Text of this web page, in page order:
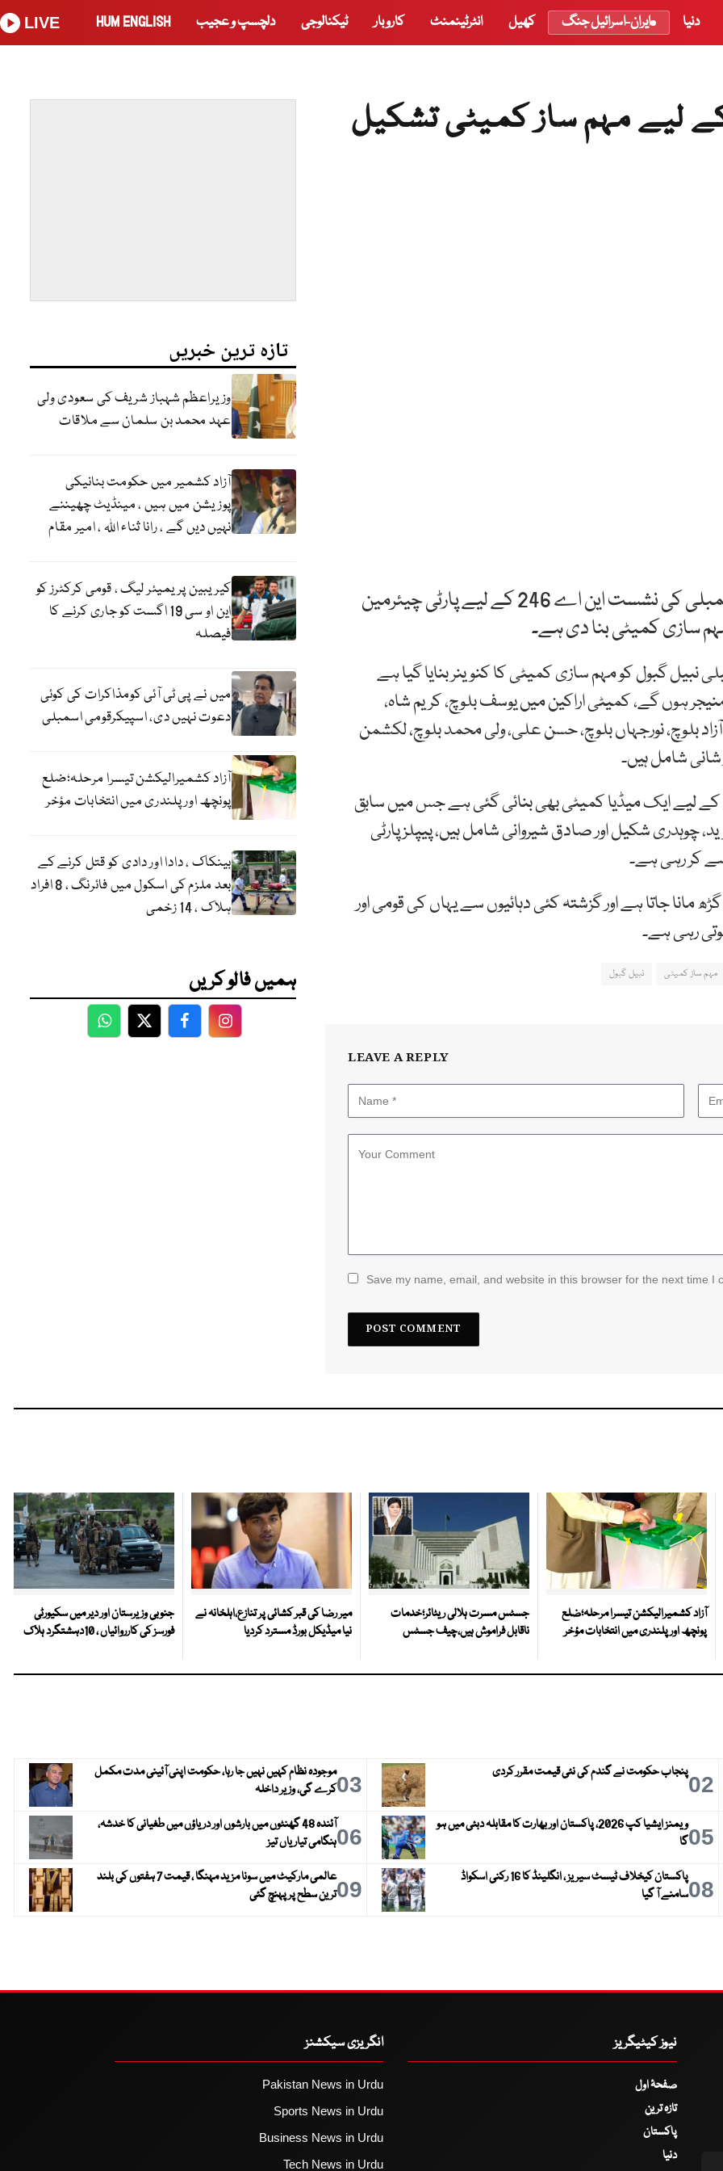
دنیا ایران-اسرائیل جنگ کھیل انٹرٹینمنٹ کاروبار ٹیکنالوجی دلچسپ و عجیب HUM ENGLISH
LIVE
کے لیے مہم ساز کمیٹی تشکیل
کراچی: پاکستان پییلزپارٹی نے لیاری سے قومی اسمبلی کی نشست این اے 246 کے لیے پارٹی چیئرمین
سازی کمیٹی بنا دی ہے۔
نبیل گبول کو مہم سازی کمیٹی کا کنوینر بنایا گیا ہے
ہوں گے، کمیٹی اراکین میں یوسف بلوچ، کریم شاہ،
بلوچ، نورجہاں بلوچ، حسن علی، ولی محمد بلوچ، لکشمن
شامل ہیں۔
کے لیے ایک میڈیا کمیٹی بھی بنائی گئی ہے جس میں سابق
چوہدری شکیل اور صادق شیروانی شامل ہیں، پیپلزپارٹی
لیاری پیپلزپارٹی کا گڑھ مانا جاتا ہے اور گزشتہ کئی دہائیوں سے یہاں کی قومی اور
رہی ہے۔
مہم ساز کمیٹی نبیل گبول
LEAVE A REPLY
Save my name, email, and website in this browser for the next time I
تازہ ترین خبریں
وزیراعظم شہباز شریف کی سعودی ولی
عہد محمد بن سلمان سے ملاقات
آزاد کشمیر میں حکومت بنانیکی
پوزیشن میں ہیں ، مینڈیٹ چھیننے
نہیں دیں گے ، رانا ثناء اللہ ، امیر مقام
کیریبین پریمیئر لیگ ، قومی کرکٹرز کو
این او سی 19 اگست کو جاری کرنے کا
فیصلہ
میں نے پی ٹی آئی کومذاکرات کی کوئی
دعوت نہیں دی، اسپیکرقومی اسمبلی
آزاد کشمیرالیکشن تیسرا مرحلہ؛ضلع
پونچھ اور پلندری میں انتخابات مؤخر
بینکاک ، دادا اور دادی کو قتل کرنے کے
بعد ملزم کی اسکول میں فائرنگ ، 8 افراد
ہلاک ، 14 زخمی
ہمیں فالو کریں
WhatsApp
TwitterFacebookFacebook
آزاد کشمیرالیکشن تیسرا مرحلہ؛ضلع
پونچھ اور پلندری میں انتخابات مؤخر
جسٹس مسرت ہلالی ریٹائر؛خدمات
ناقابل فراموش ہیں،چیف جسٹس
میر رضا کی قبر کشائی پر تنازع،اہلخانہ نے
نیا میڈیکل بورڈ مسترد کردیا
جنوبی وزیرستان اور دیر میں سکیورٹی
فورسز کی کارروائیاں ، 10دہشتگرد ہلاک
02پنجاب حکومت نے گندم کی نئی قیمت مقرر کردی 03موجودہ نظام کہیں نہیں جا رہا، حکومت اپنی آئینی مدت مکمل
کرے گی، وزیر داخلہ
05
ویمنز ایشیا کپ 2026، پاکستان اور بھارت کا مقابلہ دبئی میں ہو
گا
06
آئندہ 48 گھنٹوں میں بارشوں اور دریاؤں میں طغیانی کا خدشہ،
ہنگامی تیاریاں تیز
08
پاکستان کیخلاف ٹیسٹ سیریز ، انگلینڈ کا 16 رکنی اسکواڈ
سامنے آ گیا
09
عالمی مارکیٹ میں سونا مزید مہنگا ، قیمت 7 ہفتوں کی بلند
ترین سطح پر پہنچ گئی
نیوز کیٹیگریز
صفحۂ اول
تازہ ترین
پاکستان
دنیا
انگریزی سیکشنز
Pakistan News in Urdu
Sports News in Urdu
Business News in Urdu
Tech News in Urdu